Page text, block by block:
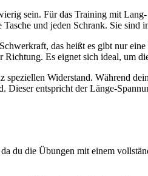
sein. Für das Training mit
und jeden Schrank. Sie
das heißt es gibt nur
Es eignet sich ideal, um
Widerstand. Während
Dieser entspricht der Länge-
du die Übungen mit einem